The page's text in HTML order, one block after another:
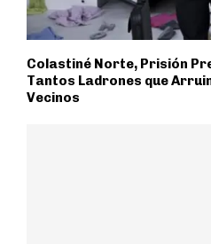
Colastiné Norte, Prisión
Tantos Ladrones que
Vecinos